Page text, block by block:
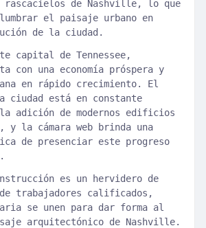
rascacielos de Nashville, lo que
el paisaje urbano en
de la ciudad.
capital de Tennessee,
con una economía próspera y
en rápido crecimiento. El
ciudad está en constante
adición de modernos edificios
y la cámara web brinda una
de presenciar este progreso
es un hervidero de
trabajadores calificados,
se unen para dar forma al
arquitectónico de Nashville.